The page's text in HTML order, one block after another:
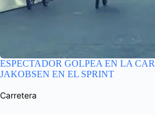
ESPECTADOR GOLPEA EN LA
JAKOBSEN EN EL SPRINT
Carretera